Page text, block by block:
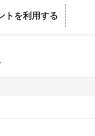
トを利用する